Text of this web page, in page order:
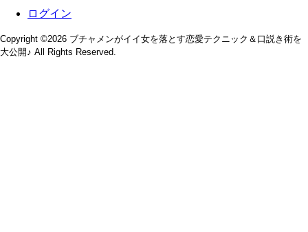
ログイン
Copyright ©2026 ブチャメンがイイ女を落とす恋愛テクニック＆口説き術を
大公開♪ All Rights Reserved.